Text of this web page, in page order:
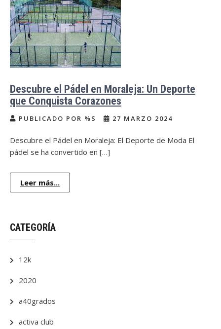
Descubre el Pádel en Moraleja: Un Deporte
que Conquista Corazones
PUBLICADO POR %S 27 MARZO 2024
Descubre el Pádel en Moraleja: El Deporte de Moda El
pádel se ha convertido en […]
Leer más...
CATEGORÍA
12k
2020
a40grados
activa club